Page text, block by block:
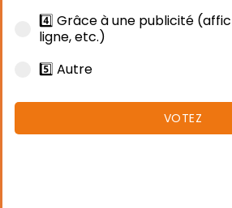
4️⃣ Grâce à une publicité
ligne, etc.)
5️⃣ Autre
VOTEZ